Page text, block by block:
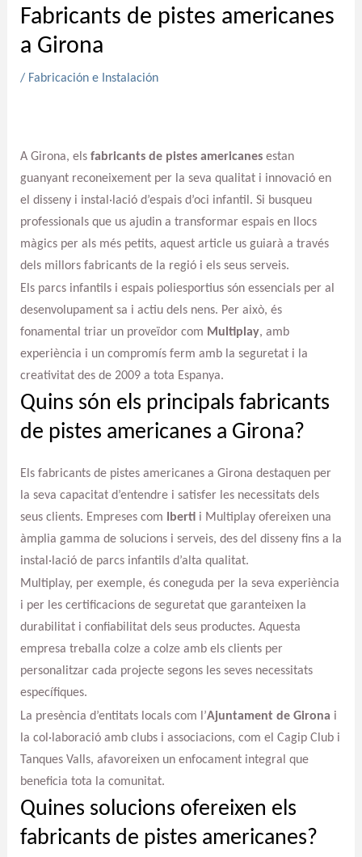
Fabricants de pistes americanes
a Girona
/ Fabricación e Instalación
A Girona, els fabricants de pistes americanesestan
guanyant reconeixement per la seva qualitat i innovació en
el disseny i instal·lació d’espais d’oci infantil. Si busqueu
professionals que us ajudin a transformar espais en llocs
màgics per als més petits, aquest article us guiarà a través
dels millors fabricants de la regió i els seus serveis.
Els parcs infantils i espais poliesportius són essencials per al
desenvolupament sa i actiu dels nens. Per això, és
fonamental triar un proveïdor com Multiplay, amb
experiència i un compromís ferm amb la seguretat i la
creativitat des de 2009 a tota Espanya.
Quins són els principals fabricants
de pistes americanes a Girona?
Els fabricants de pistes americanes a Girona destaquen per
la seva capacitat d’entendre i satisfer les necessitats dels
seus clients. Empreses com
Ibertii Multiplay ofereixen una
àmplia gamma de solucions i serveis, des del disseny fins a la
instal·lació de parcs infantils d’alta qualitat.
Multiplay, per exemple, és coneguda per la seva experiència
i per les certificacions de seguretat que garanteixen la
durabilitat i confiabilitat dels seus productes. Aquesta
empresa treballa colze a colze amb els clients per
personalitzar cada projecte segons les seves necessitats
específiques.
La presència d’entitats locals com l’Ajuntament de Girona i
la col·laboració amb clubs i associacions, com el Cagip Club i
Tanques Valls, afavoreixen un enfocament integral que
beneficia tota la comunitat.
Quines solucions ofereixen els
fabricants de pistes americanes?